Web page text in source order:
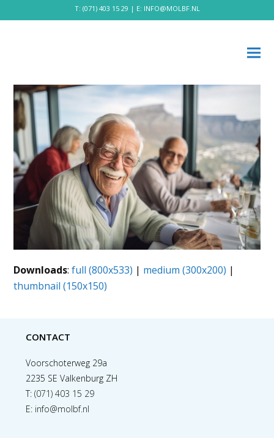
T: (071) 403 15 29 | E: INFO@MOLBF.NL
Downloads:full (800x533) | medium (300x200) |
thumbnail (150x150)
CONTACT
Voorschoterweg 29a
2235 SE Valkenburg ZH
T:(071) 403 15 29
E: info@molbf.nl